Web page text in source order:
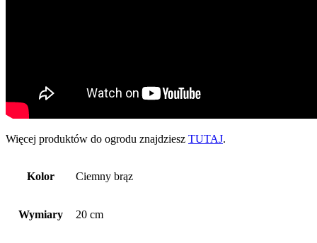
Więcej produktów do ogrodu znajdziesz TUTAJ.
Kolor Ciemny brąz
Wymiary 20 cm